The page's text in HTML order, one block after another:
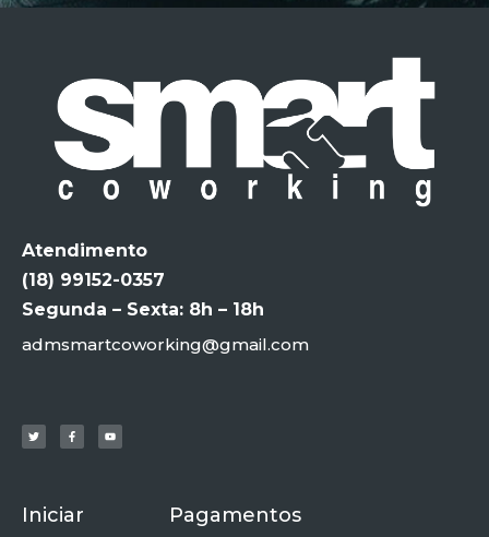
Atendimento
(18) 99152-0357
Segunda – Sexta: 8h – 18h
admsmartcoworking@gmail.com
Iniciar Pagamentos